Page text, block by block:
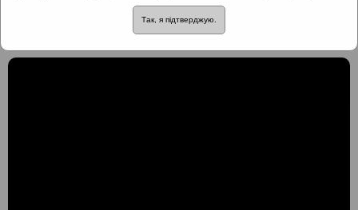
лікування ХРС?
Так, я підтверджую.